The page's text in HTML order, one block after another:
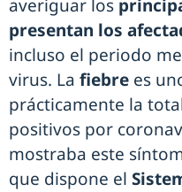
averiguar los
presentan los
incluso el periodo
virus. La fiebre es
prácticamente la
positivos por
mostraba este
que dispone el